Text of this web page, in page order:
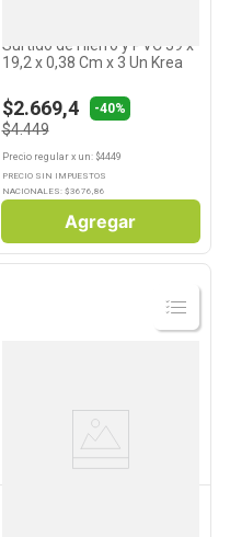
Surtido de Hierro y PVC 39 x
19,2 x 0,38 Cm x 3 Un Krea
$2.669,4 -40%
$4.449
Precio regularx un: $4449
PRECIO SIN IMPUESTOS
NACIONALES: $3676,86
Agregar
Ver
Producto